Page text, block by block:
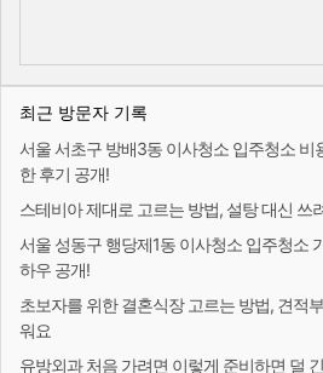
최근 방문자 기록
서울 서초구 방배3동 이사청소 입주청소 비
한 후기 공개!
스테비아 제대로 고르는 방법, 설탕 대신 쓰
서울 성동구 행당제1동 이사청소 입주청소
하우 공개!
초보자를 위한 결혼식장 고르는 방법, 견적
워요
유방외과 처음 가려면 이렇게 준비하면 덜